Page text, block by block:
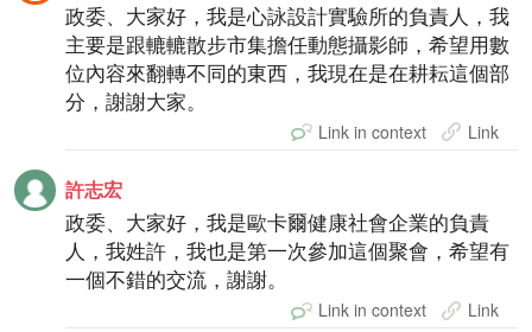
政委、大家好，我是心詠設計實驗所的負責人，我
主要是跟轆轆散步市集擔任動態攝影師，希望用數
位內容來翻轉不同的東西，我現在是在耕耘這個部
分，謝謝大家。
Link in context Link
許志宏
政委、大家好，我是歐卡爾健康社會企業的負責
人，我姓許，我也是第一次參加這個聚會，希望有
一個不錯的交流，謝謝。
Link in context Link